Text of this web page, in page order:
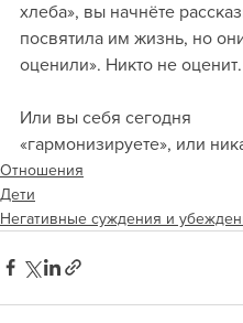
хлеба», вы начнёте
посвятила им жизнь, но
оценили». Никто не оценит.
Или вы себя сегодня
«гармонизируете», или
Отношения
Дети
Негативные суждения и